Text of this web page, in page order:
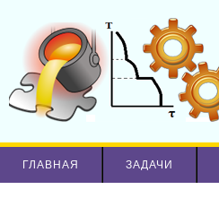
ГЛАВНАЯ ЗАДАЧИ